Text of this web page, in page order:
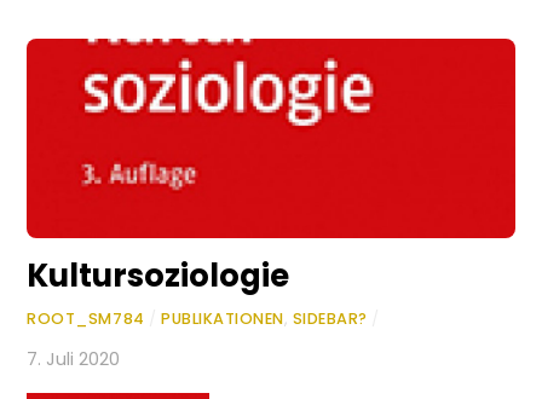
Kultursoziologie
ROOT_SM784 PUBLIKATIONEN, SIDEBAR?
7. Juli 2020